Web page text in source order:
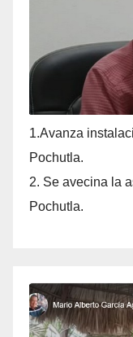
1.Avanza
Pochutla.
2. Se avecina la
Pochutla.